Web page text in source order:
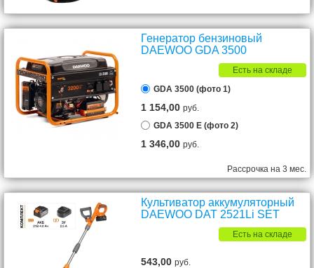
Генератор бензиновый
DAEWOO GDA 3500
Есть на складе
GDA 3500 (фото 1)
1 154,00руб.
GDA 3500 Е (фото 2)
1 346,00руб.
Рассрочка на 3 мес.
Культиватор аккумуляторный
DAEWOO DAT 2521Li SET
Есть на складе
543,00руб.